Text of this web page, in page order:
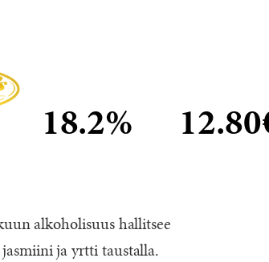
18.2%
alkoholisuus hallitsee
ja yrtti taustalla.